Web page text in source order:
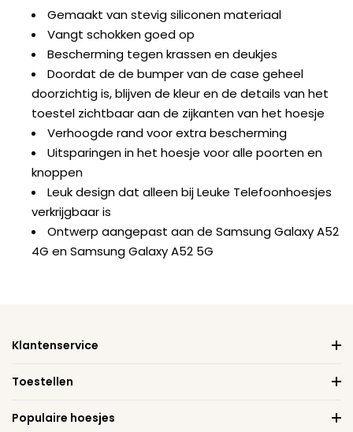
Gemaakt van stevig siliconen materiaal
Vangt schokken goed op
Bescherming tegen krassen en deukjes
Doordat de de bumper van de case geheel
doorzichtig is, blijven de kleur en de details van het
toestel zichtbaar aan de zijkanten van het hoesje
Verhoogde rand voor extra bescherming
Uitsparingen in het hoesje voor alle poorten en
knoppen
Leuk design dat alleen bij Leuke Telefoonhoesjes
verkrijgbaar is
Ontwerp aangepast aan de Samsung Galaxy A52
4G en Samsung Galaxy A52 5G
Klantenservice
Toestellen
Populaire hoesjes